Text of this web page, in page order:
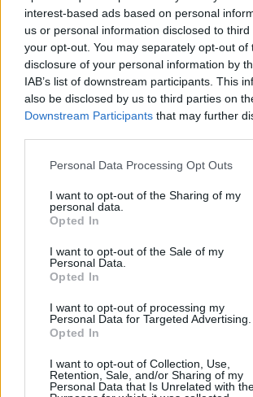
interest-based ads based on personal
us or personal information disclosed to
your opt-out. You may separately opt-out of
disclosure of your personal information by
IAB’s list of downstream participants. This
also be disclosed by us to third parties on
Downstream Participants that may further
Personal Data Processing Opt Outs
I want to opt-out of the Sharing of my
personal data.
Opted In
I want to opt-out of the Sale of my
Personal Data.
Opted In
I want to opt-out of processing my
Personal Data for Targeted Advertising.
Opted In
I want to opt-out of Collection, Use,
Retention, Sale, and/or Sharing of my
Personal Data that Is Unrelated with
žinutė
2026 m. rugpjūčio 6 d. 19:36
Lrytas.lt
Vilniaus „Žalgirio“
nepavyko sėkmingai pradėti
atrankos į UEFA Konferencijų